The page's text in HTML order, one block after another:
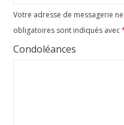
Votre adresse de messagerie
obligatoires sont indiqués avec
Condoléances